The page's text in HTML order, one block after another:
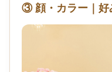
③ 顔・カラー｜好